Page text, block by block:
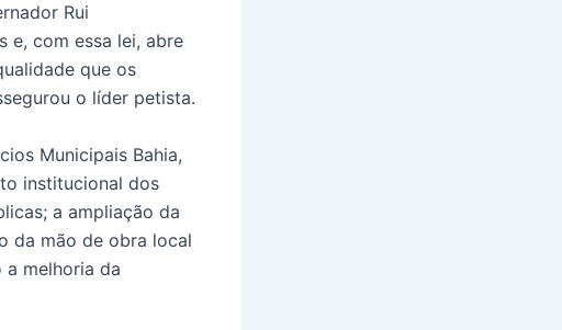
Rui
e, com essa lei, abre
que os
o líder petista.
Municipais Bahia,
institucional dos
a ampliação da
da mão de obra local
a melhoria da